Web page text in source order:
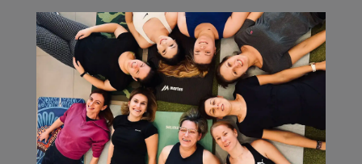
60-461 Poznań
Zapisz mnie
36 MINUT Suchanino
ul. Zygmunta Noskowskiego 17b,
Osiedle Suchanino
80-170 Gdańsk
Zapisz mnie